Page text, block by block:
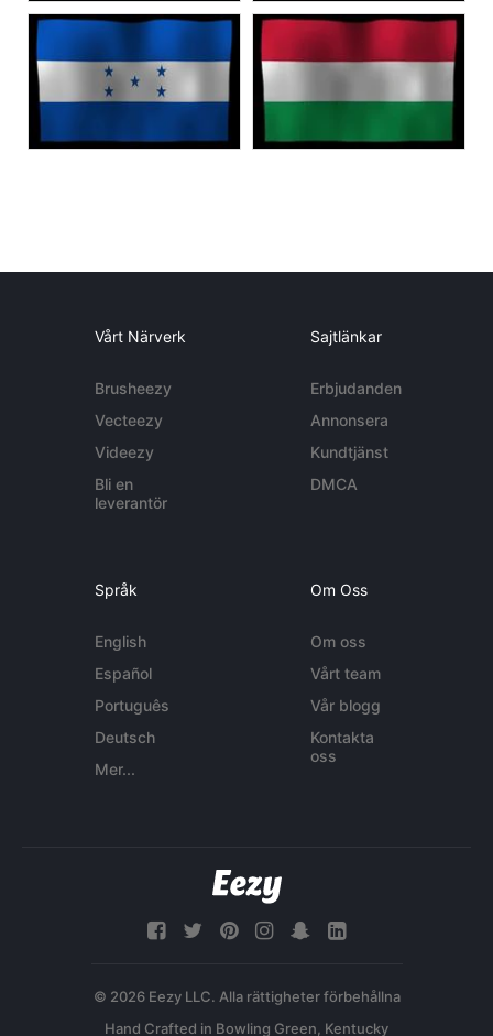
Vårt Närverk
Brusheezy
Vecteezy
Videezy
Bli en
leverantör
Sajtlänkar
Erbjudanden
Annonsera
Kundtjänst
DMCA
Språk
English
Español
Português
Deutsch
Mer...
Om Oss
Om oss
Vårt team
Vår blogg
Kontakta
oss
© 2026 Eezy LLC. Alla rättigheter förbehållna